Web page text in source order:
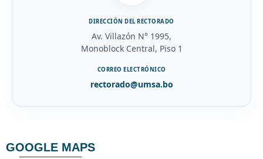
DIRECCIÓN DEL RECTORADO
Av. Villazón N° 1995,
Monoblock Central, Piso 1
CORREO ELECTRÓNICO
rectorado@umsa.bo
GOOGLE MAPS